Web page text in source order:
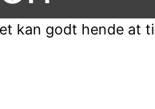
kan godt hende at